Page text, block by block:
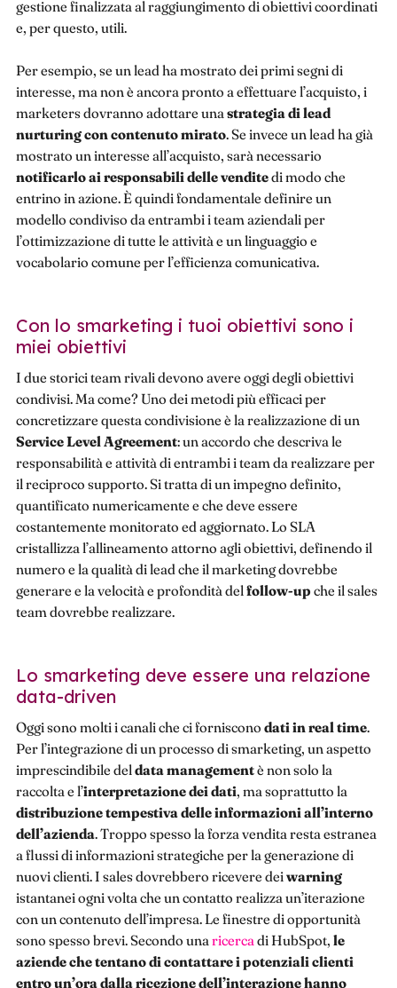
gestione finalizzata al raggiungimento di obiettivi coordinati
e, per questo, utili.
Per esempio, se un lead ha mostrato dei primi segni di
interesse, ma non è ancora pronto a effettuare l’acquisto, i
marketers dovranno adottare una strategia di lead
nurturingcon contenuto mirato. Se invece un lead ha già
mostrato un interesse all’acquisto, sarà necessario
notificarloai responsabili delle venditedi modo che
entrino in azione. È quindi fondamentale definire un
modello condiviso da entrambi i team aziendali per
l’ottimizzazione di tutte le attività e un linguaggio e
vocabolario comune per l’efficienza comunicativa.
Con lo smarketing i tuoi obiettivi sono i
miei obiettivi
I due storici team rivali devono avere oggi degli obiettivi
condivisi. Ma come? Uno dei metodi più efficaci per
concretizzare questa condivisione è la realizzazione di un
Service Level Agreement: un accordo che descriva le
responsabilità e attività di entrambi i team da realizzare per
il reciproco supporto. Si tratta di un impegno definito,
quantificato numericamente e che deve essere
costantemente monitorato ed aggiornato. Lo SLA
cristallizza l’allineamento attorno agli obiettivi, definendo il
numero e la qualità di lead che il marketing dovrebbe
generare e la velocità e profondità del follow-up che il sales
team dovrebbe realizzare.
Lo smarketing deve essere una relazione
data-driven
Oggi sono molti i canali che ci forniscono dati in real time.
Per l’integrazione di un processo di smarketing, un aspetto
imprescindibile del data managementè non solo la
raccolta e l’interpretazione dei dati, ma soprattutto la
distribuzione tempestiva delle informazioni all’interno
dell’azienda. Troppo spesso la forza vendita resta estranea
a flussi di informazioni strategiche per la generazione di
nuovi clienti. I sales dovrebbero ricevere deiwarning
istantanei ogni volta che un contatto realizza un’iterazione
con un contenuto dell’impresa. Le finestre di opportunità
sono spesso brevi. Secondo una ricerca di HubSpot, le
aziende che tentano di contattare i potenziali clienti
entro un’ora dalla ricezione dell’interazione hanno